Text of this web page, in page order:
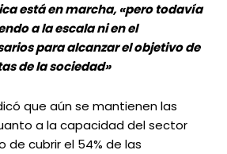
está en marcha, «pero todavía
a la escala ni en el
para alcanzar el objetivo de
de la sociedad»
que aún se mantienen las
a la capacidad del sector
de cubrir el 54% de las